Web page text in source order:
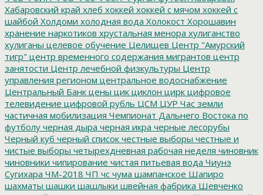
Хабаровский край хлеб хоккей хоккей с мячом хоккей с
шайбой Холдоми холодная вода Холокост Хорошавин
хранение наркотиков хрустальная менора хулиганство
хулиганы целевое обучение Целищев Центр "Амурский
тигр" центр временного содержания мигрантов центр
занятости Центр лечебной физкультуры Центр
управления регионом центральное водоснабжение
Центральный Банк цены цик циклон цирк цифровое
телевидение цифровой рубль ЦСМ ЦУР Час земли
частичная мобилизация Чемпионат Дальнего Востока по
футболу черная дыра черная икра черные лесорубы
Черный куб черный список честные выборы честные и
чистые выборы четырехдневная рабочая неделя чиновник
чиновники чипирование чистая питьевая вода Чиунэ
Сугихара ЧМ-2018 ЧП чс чума шампанское Шапиро
шахматы шашки шашлыки швейная фабрика Шевченко